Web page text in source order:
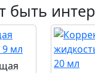
быть